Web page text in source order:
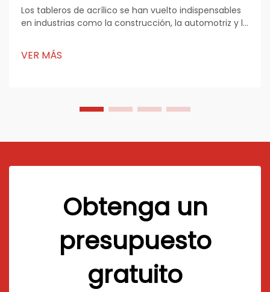
Los tableros de acrílico se han vuelto indispensables
en industrias como la construcción, la automotriz y la
convierten en un material preferido para diversas
aplicaciones. Los fabricantes de tableros de acrílico
VER MÁS
Obtenga un
presupuesto
gratuito